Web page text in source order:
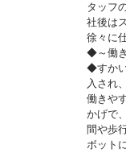
タッフ
社後は
徐々に
◆～働
◆すか
入され
働きや
かげで
間や歩
ボット